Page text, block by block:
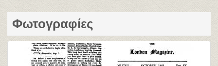
Φωτογραφίες